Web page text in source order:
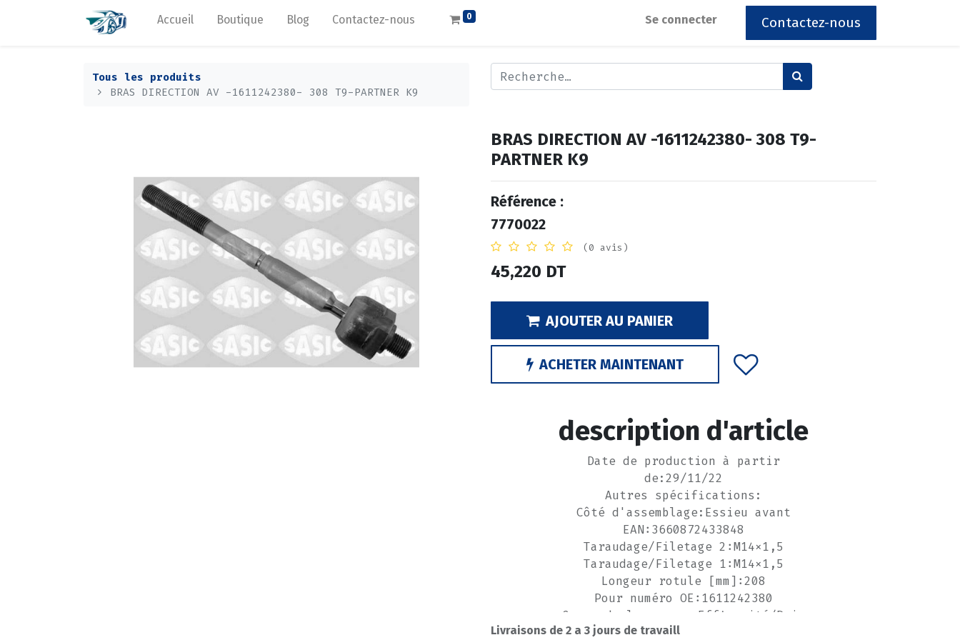
Accueil Boutique Blog Contactez-nous 0 Se connecter Contactez-nous
Tous les produits
BRAS DIRECTION AV -1611242380- 308 T9-PARTNER K9
BRAS DIRECTION AV -1611242380- 308 T9-
PARTNER K9
Référence :
7770022
(0 avis)
45,220 DT
AJOUTER AU PANIER
ACHETER MAINTENANT
description d'article
Date de production à partir
de:29/11/22
Autres spécifications:
Côté d'assemblage:Essieu avant
EAN:3660872433848
Taraudage/Filetage 2:M14x1,5
Taraudage/Filetage 1:M14x1,5
Longeur rotule [mm]:208
Pour numéro OE:1611242380
Gamme de la marque:Efficacité/Prix
Fabricant:SASIC
Livraisons de 2 a 3 jours de travaill